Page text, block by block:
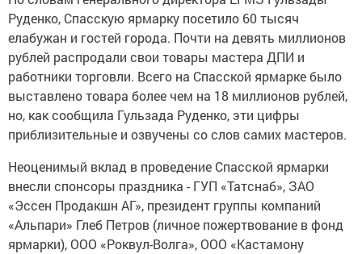
Руденко, Спасскую ярмарку посетило 60 тысяч
елабужан и гостей города. Почти на девять миллионов
рублей распродали свои товары мастера ДПИ и
работники торговли. Всего на Спасской ярмарке было
выставлено товара более чем на 18 миллионов рублей,
но, как сообщила Гульзада Руденко, эти цифры
приблизительные и озвучены со слов самих мастеров.
Неоценимый вклад в проведение Спасской ярмарки
внесли спонсоры праздника - ГУП «Татснаб», ЗАО
«Эссен Продакшн АГ», президент группы компаний
«Альпари» Глеб Петров (личное пожертвование в фонд
ярмарки), ООО «Роквул-Волга», ООО «Кастамону